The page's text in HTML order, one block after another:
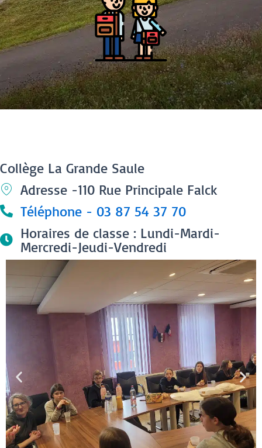
Collège La Grande Saule
Adresse -110 Rue Principale Falck
Téléphone - 03 87 54 37 70
Horaires de classe : Lundi-Mardi-
Mercredi-Jeudi-Vendredi